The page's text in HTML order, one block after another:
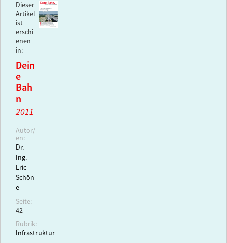
Dieser
Artikel
ist
erschi
enen
in:
Dein
e
Bah
n
2011
Autor/
en:
Dr.-
Ing.
Eric
Schön
e
Seite:
42
Rubrik:
Infrastruktur